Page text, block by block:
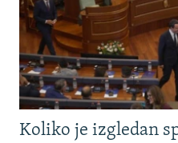
Koliko je izgledan